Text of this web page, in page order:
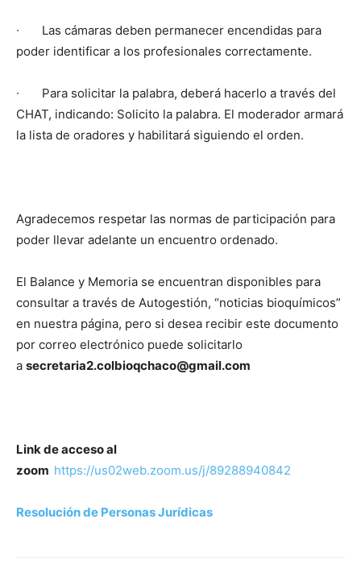
∙
Las cámaras deben permanecer encendidas para
poder identificar a los profesionales correctamente.
∙
Para solicitar la palabra, deberá hacerlo a través del
CHAT, indicando: Solicito la palabra. El moderador armará
la lista de oradores y habilitará siguiendo el orden.
Agradecemos respetar las normas de participación para
poder llevar adelante un encuentro ordenado.
El Balance y Memoria se encuentran disponibles para
consultar a través de Autogestión, “noticias bioquímicos”
en nuestra página, pero si desea recibir este documento
por correo electrónico puede solicitarlo
a secretaria2.colbioqchaco@gmail.com
Link de acceso al
zoom https://us02web.zoom.us/j/89288940842
Resolución de Personas Jurídicas